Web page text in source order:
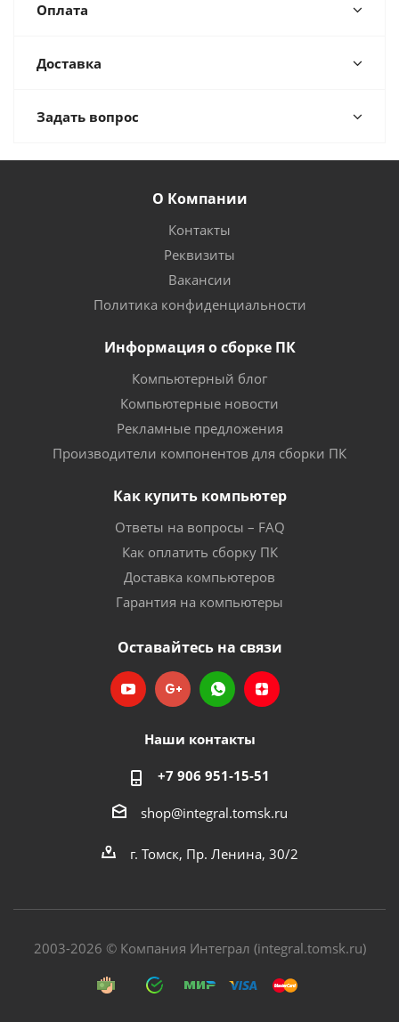
Оплата
Доставка
Задать вопрос
О Компании
Контакты
Реквизиты
Вакансии
Политика конфиденциальности
Информация о сборке ПК
Компьютерный блог
Компьютерные новости
Рекламные предложения
Производители компонентов для сборки ПК
Как купить компьютер
Ответы на вопросы – FAQ
Как оплатить сборку ПК
Доставка компьютеров
Гарантия на компьютеры
Оставайтесь на связи
Наши контакты
+7 906 951-15-51
shop@integral.tomsk.ru
г. Томск, Пр. Ленина, 30/2
2003-2026 © Компания Интеграл (integral.tomsk.ru)